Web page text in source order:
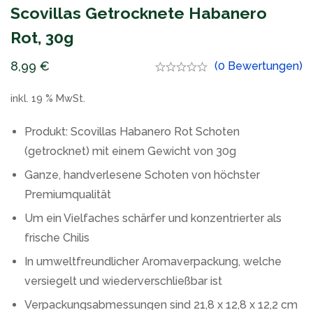
Scovillas Getrocknete Habanero
Rot, 30g
8,99 € (0 Bewertungen)
inkl. 19 % MwSt.
Produkt: Scovillas Habanero Rot Schoten
(getrocknet) mit einem Gewicht von 30g
Ganze, handverlesene Schoten von höchster
Premiumqualität
Um ein Vielfaches schärfer und konzentrierter als
frische Chilis
In umweltfreundlicher Aromaverpackung, welche
versiegelt und wiederverschließbar ist
Verpackungsabmessungen sind 21,8 x 12,8 x 12,2 cm